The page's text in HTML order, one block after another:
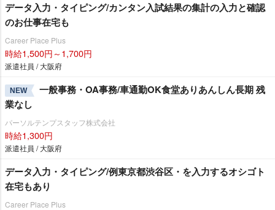
データ入力・タイピング/カンタン入試結果の集計の入力と確認
のお仕事在宅も
Career Place Plus
時給1,500円～1,700円
派遣社員 / 大阪府
NEW
一般事務・OA事務/車通勤OK食堂ありあんしん長期 残
業なし
パーソルテンプスタッフ株式会社
時給1,300円
派遣社員 / 大阪府
データ入力・タイピング/例東京都渋谷区・を入力するオシゴト
在宅もあり
Career Place Plus